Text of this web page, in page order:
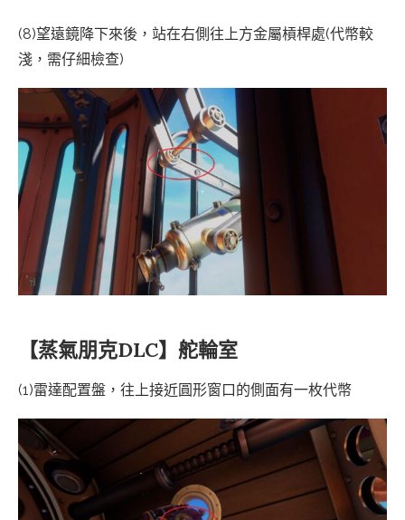
(8)望遠鏡降下來後，站在右側往上方金屬槓桿處(代幣較
淺，需仔細檢查)
【蒸氣朋克DLC】舵輪室
(1)雷達配置盤，往上接近圓形窗口的側面有一枚代幣